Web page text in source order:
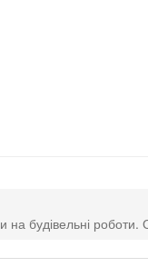
будівельні роботи.